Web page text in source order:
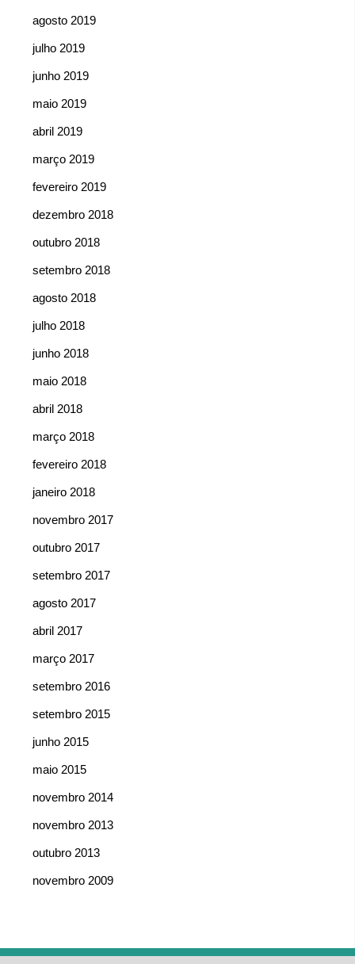
agosto 2019
julho 2019
junho 2019
maio 2019
abril 2019
março 2019
fevereiro 2019
dezembro 2018
outubro 2018
setembro 2018
agosto 2018
julho 2018
junho 2018
maio 2018
abril 2018
março 2018
fevereiro 2018
janeiro 2018
novembro 2017
outubro 2017
setembro 2017
agosto 2017
abril 2017
março 2017
setembro 2016
setembro 2015
junho 2015
maio 2015
novembro 2014
novembro 2013
outubro 2013
novembro 2009